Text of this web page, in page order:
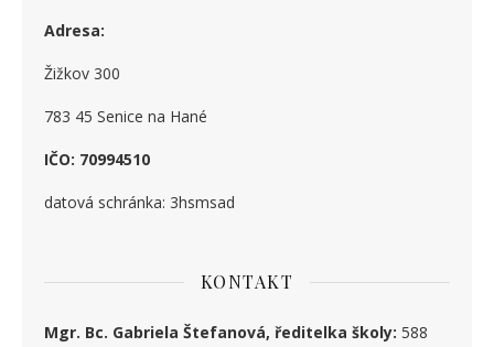
Adresa:
Žižkov 300
783 45 Senice na Hané
IČO: 70994510
datová schránka: 3hsmsad
KONTAKT
Mgr. Bc. Gabriela Štefanová, ředitelka školy: 588